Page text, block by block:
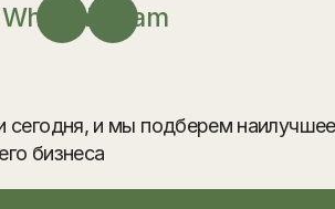
WhatsappTelegram
сегодня, и мы подберем наилучшее
бизнеса